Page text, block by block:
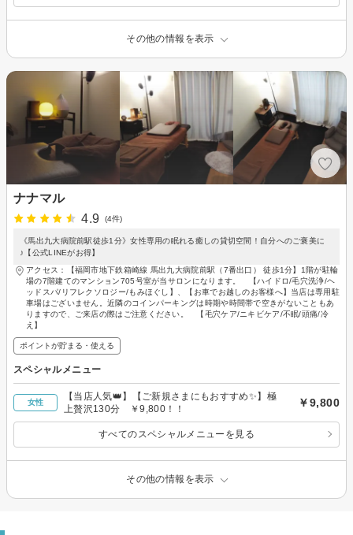
その他の情報を表示
ナナマル
4.9
(4件)
《馬出九大病院前駅徒歩1分》女性専用の眠れる癒しの貸切空間！自分へのご褒美に
♪【公式LINEがお得】
アクセス：【福岡市地下鉄箱崎線 馬出九大病院前駅（7番出口） 徒歩1分】1階が駐輪
場の7階建てのマンション705号室が当サロンになります。 【ハイドロ/毛穴洗浄/ヘ
ッドスパ/リフレクソロジー/もみほぐし】、【お車でお越しのお客様へ】当店は専用駐
車場はございません。近隣のコインパーキングは時期や時間帯で空きがないこともあ
りますので、ご来店の際はご注意ください。 【毛穴ケア/ニキビケア/不眠/頭痛/冷
え】
ポイントが貯まる・使える
スペシャルメニュー
女性
【当店人気👑】【ご新規さまにもおすすめ✨️】極
上贅沢130分 ￥9,800！！
￥9,800
すべてのスペシャルメニューを見る
その他の情報を表示